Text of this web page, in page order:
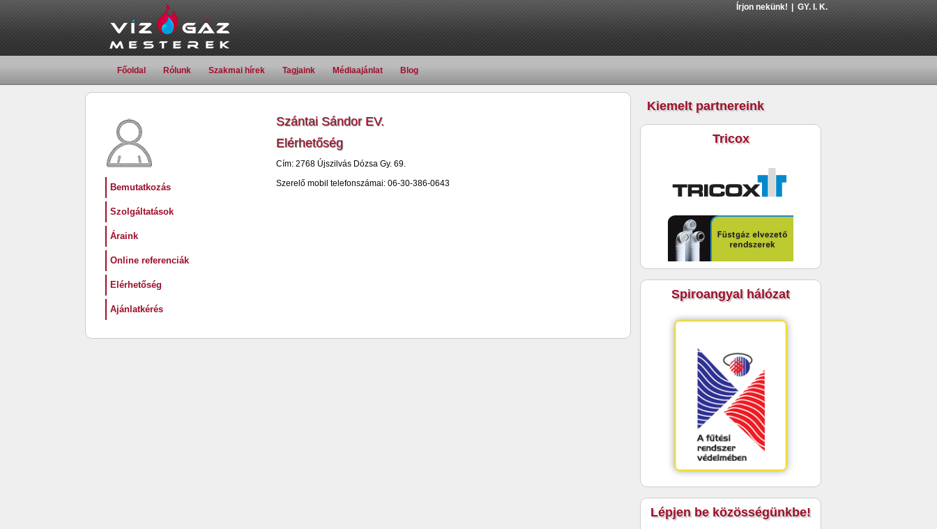
Főoldal Rólunk Szakmai hírek Tagjaink Médiaajánlat Blog
Írjon nekünk! GY. I. K.
Bemutatkozás
Szolgáltatások
Áraink
Online referenciák
Elérhetőség
Ajánlatkérés
Szántai Sándor EV.
Elérhetőség
Cím: 2768 Újszilvás Dózsa Gy. 69.
Szerelő mobil telefonszámai: 06-30-386-0643
Kiemelt partnereink
Tricox
Spiroangyal hálózat
Lépjen be közösségünkbe!